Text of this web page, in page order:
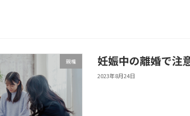
親権 妊娠中の離婚で注
2023年8月24日